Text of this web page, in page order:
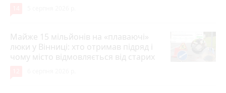
Майже 15 мільйонів на «плаваючі»
люки у Вінниці: хто отримав підряд і
чому місто відмовляється від старих